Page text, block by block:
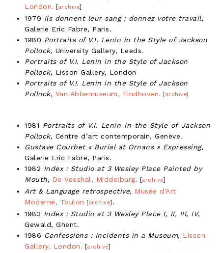
London.
[archive]
1979 Ils donnent leur sang ; donnez votre travail,
Galerie Eric Fabre, Paris.
1980 Portraits of V.I. Lenin in the Style of Jackson
Pollock, University Gallery, Leeds.
Portraits of V.I. Lenin in the Style of Jackson
Pollock, Lisson Gallery, London
Portraits of V.I. Lenin in the Style of Jackson
Pollock, Van Abbemuseum, Eindhoven. [archive]
1981 Portraits of V.I. Lenin in the Style of Jackson
Pollock, Centre d’art contemporain, Genève.
Gustave Courbet « Burial at Ornans » Expressing,
Galerie Eric Fabre, Paris.
1982 Index : Studio at 3 Wesley Place Painted by
Mouth, De Veeshal, Middelburg. [archive]
Art & Language retrospective, Musée d’Art
Moderne, Toulon
[archive] .
1983 Index : Studio at 3 Wesley Place I, II, III, IV,
Gewald, Ghent.
1986 Confessions : Incidents in a Museum, Lisson
Gallery, London. [archive]